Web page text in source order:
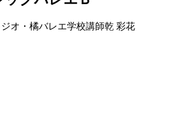
オ・橘バレエ学校講師乾 彩花